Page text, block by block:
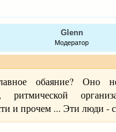
Glenn
Модератор
обаяние? Оно
ритмической
и прочем ... Эти люди -